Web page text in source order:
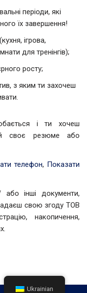
періоди, які
їх завершення!
ігрова,
для тренінгів);
росту;
з яким ти захочеш
і ти хочеш
своє резюме або
телефон, Показати
інші документи,
свою згоду ТОВ
накопичення,
Ukrainian